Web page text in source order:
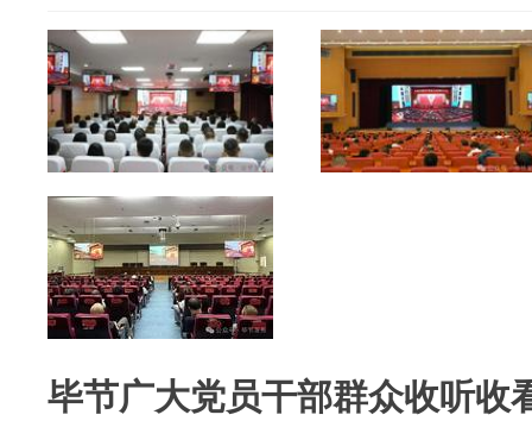
毕节广大党员干部群众收听收